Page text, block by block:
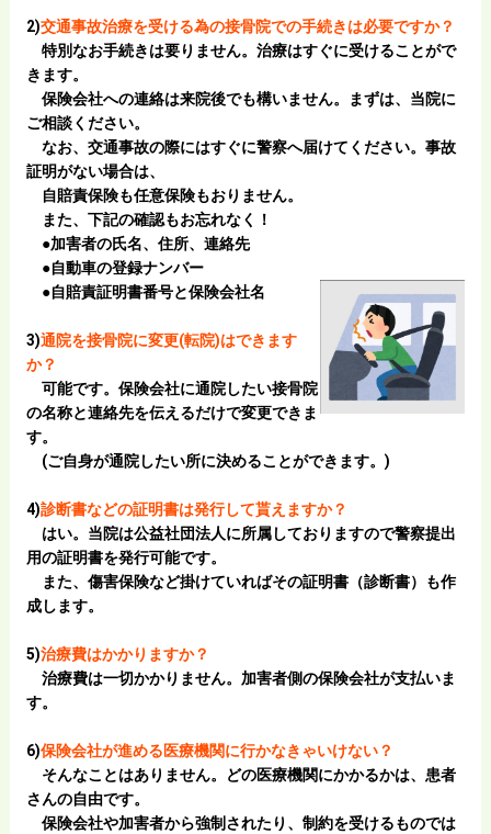
2)交通事故治療を受ける為の接骨院での手続きは必要ですか？
特別なお手続きは要りません。治療はすぐに受けることがで
きます。
保険会社への連絡は来院後でも構いません。まずは、当院に
ご相談ください。
なお、交通事故の際にはすぐに警察へ届けてください。事故
証明がない場合は、
自賠責保険も任意保険もおりません。
また、下記の確認もお忘れなく！
●加害者の氏名、住所、連絡先
●自動車の登録ナンバー
●自賠責証明書番号と保険会社名
3)通院を接骨院に変更(転院)はできます
か？
可能です。保険会社に通院したい接骨院
の名称と連絡先を伝えるだけで変更できま
す。
(ご自身が通院したい所に決めることができます。)
4)診断書などの証明書は発行して貰えますか？
はい。 当院は公益社団法人に所属しておりますので警察提出
用の証明書を発行可能です。
また、傷害保険など掛けていればその証明書（診断書）も作
成します。
5)治療費はかかりますか？
治療費は一切かかりません。加害者側の保険会社が支払いま
す。
6)保険会社が進める医療機関に行かなきゃいけない？
そんなことはありません。どの医療機関にかかるかは、患者
さんの自由です。
保険会社や加害者から強制されたり、制約を受けるものでは